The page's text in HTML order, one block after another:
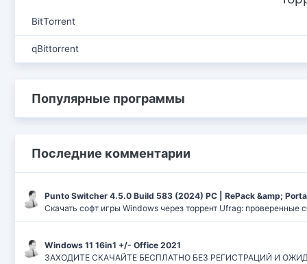
BitTorrent
qBittorrent
Популярные программы
Последние комментарии
Punto Switcher 4.5.0 Build 583 (2024) РС | RePack &amp;
Скачать софт игры Windows через торрент Ufrag: проверенные
Windows 11 16in1 +/- Office 2021
ЗАХОДИТЕ СКАЧАЙТЕ БЕСПЛАТНО БЕЗ РЕГИСТРАЦИЙ И